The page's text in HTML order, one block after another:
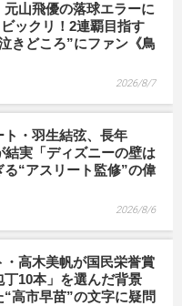
元山飛優の落球エラーに
ックリ！2連覇目指す
きどころ”にファン《鳥
2026/8/7
ト・羽生結弦、長年
結実「ディズニーの壁は
“アスリート監修”の偉
2026/8/6
・高木美帆が国民栄誉賞
10本」を選んだ背景
高市早苗”の文字に疑問